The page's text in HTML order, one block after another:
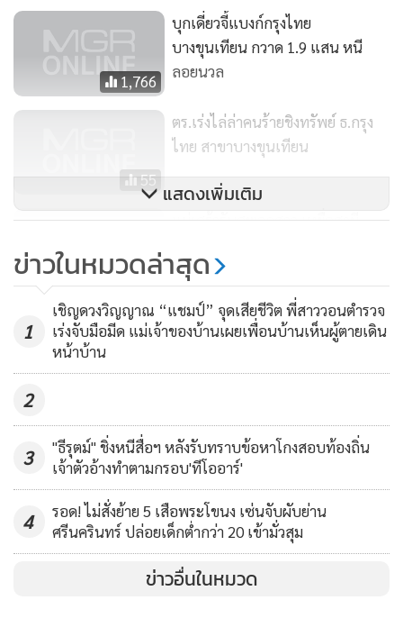
ดิจิตอล ดาวน์รถ จยย. คันใหม่ ซื้อโทรทัศน์แอลอีดี เปลี่ยนล้อ
แม็ก ติดแรคหลังคารถกระบะ ซื้อทองคำขาว และใช้จ่ายทั่วไปจน
เงินหมดเกลี้ยง
ต่อมาเมื่อเวลา 10.30 น. วันเดียวกัน พล.ต.ท.ศานิตย์ พร้อมเจ้า
หน้าที่ตำรวจ สน.บางขุนเทียน และกก.สส.บก.น.9 ได้ควบคุมตัว
นายนพพล ไปทำแผนประกอบคำรับสารภาพที่ธนาคารกรุงไทย
สาขาบางขุนเทียน โดยพาตัวไปชี้จุดจอดรถ จยย. ฮอนด้า รุ่นเวฟ
ไอ สีน้ำเงิน ไม่ติดแผ่นป้ายทะเบียน ก่อนเดินขึ้นไปบนธนาคาร
แล้วชักปืนออกมาขู่เจ้าหน้าที่ฝ่ายต้อนรับ จากนั้นจึงกระโดดข้าม
เคาน์เตอร์ไปกวาดเงินสดในลิ้นชักทั้งหมด 3 เคาน์เตอร์ นำยัดใส่
กระเป๋าสะพายสีดำที่เตรียมมา แล้วเดินออกจากธนาคาร ไปขึ้น
รถ จยย. ที่จอดไว้หลบหนี โดยขณะหลบหนี นายนพพล ยังชักปืน
ขู่ รปภ. ที่เข้ามาขวาง ทำให้สามารถเร่งเครื่องรถ จยย. หลบหนี
ออกจากที่เกิดเหตุไปได้อย่างหวุดหวิด
1,766
บุกเดี่ยวจี้แบงก์กรุงไทย
บางขุนเทียน กวาด 1.9 แสน หนี
ลอยนวล
55
ตร.เร่งไล่ล่าคนร้ายชิงทรัพย์ ธ.กรุง
ไทย สาขาบางขุนเทียน
6,921
แม่เศร้ารับศพลูกสาว เหยื่อสามี
แสดงเพิ่มเติม
ข่าวในหมวดล่าสุด
1
เชิญดวงวิญญาณ “แชมป์” จุดเสียชีวิต พี่สาววอนตำรวจ
เร่งจับมือมีด แม่เจ้าของบ้านเผยเพื่อนบ้านเห็นผู้ตายเดิน
หน้าบ้าน
2
3
"ธีรุตม์" ชิ่งหนีสื่อฯ หลังรับทราบข้อหาโกงสอบท้องถิ่น
เจ้าตัวอ้างทำตามกรอบ'ทีโออาร์'
4
รอด! ไม่สั่งย้าย 5 เสือพระโขนง เซ่นจับผับย่าน
ศรีนครินทร์ ปล่อยเด็กต่ำกว่า 20 เข้ามั่วสุม
ข่าวอื่นในหมวด